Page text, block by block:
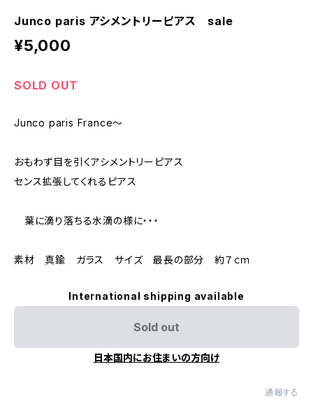
Junco paris アシメントリーピアス sale
¥5,000
SOLD OUT
Junco paris France～
おもわず目を引くアシメントリーピアス
センス拡張してくれるピアス
葉に滴り落ちる水滴の様に・・・
素材 真鍮 ガラス サイズ 最長の部分 約７ｃｍ
International shipping available
Sold out
日本国内にお住まいの方向け
通報する